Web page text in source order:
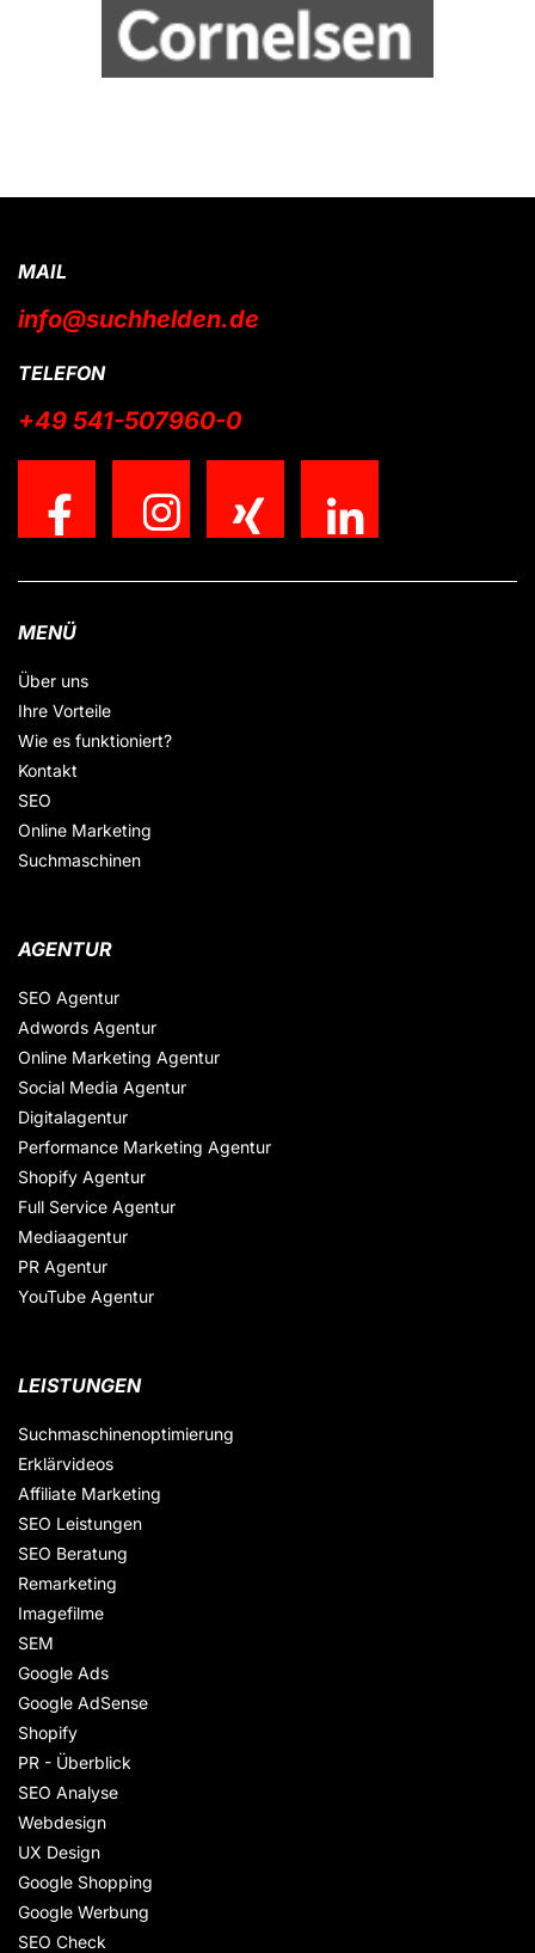
MAIL
info@suchhelden.de
TELEFON
+49 541-507960-0
MENÜ
Über uns
Ihre Vorteile
Wie es funktioniert?
Kontakt
SEO
Online Marketing
Suchmaschinen
AGENTUR
SEO Agentur
Adwords Agentur
Online Marketing Agentur
Social Media Agentur
Digitalagentur
Performance Marketing Agentur
Shopify Agentur
Full Service Agentur
Mediaagentur
PR Agentur
YouTube Agentur
LEISTUNGEN
Suchmaschinenoptimierung
Erklärvideos
Affiliate Marketing
SEO Leistungen
SEO Beratung
Remarketing
Imagefilme
SEM
Google Ads
Google AdSense
Shopify
PR - Überblick
SEO Analyse
Webdesign
UX Design
Google Shopping
Google Werbung
SEO Check